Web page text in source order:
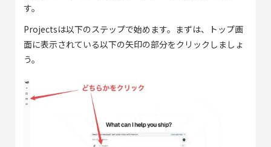
す。
Projectsは以下のステップで始めます。まずは、トップ画
面に表示されている以下の矢印の部分をクリックしましょ
う。